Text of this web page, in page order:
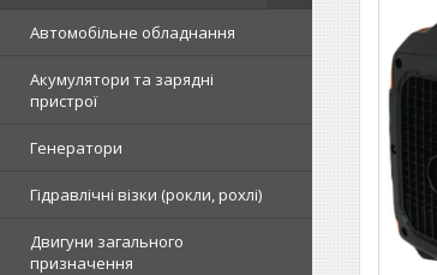
Автомобільне обладнання
Акумулятори та зарядні
пристрої
Генератори
Гідравлічні візки (рокли, рохлі)
Двигуни загального
призначення